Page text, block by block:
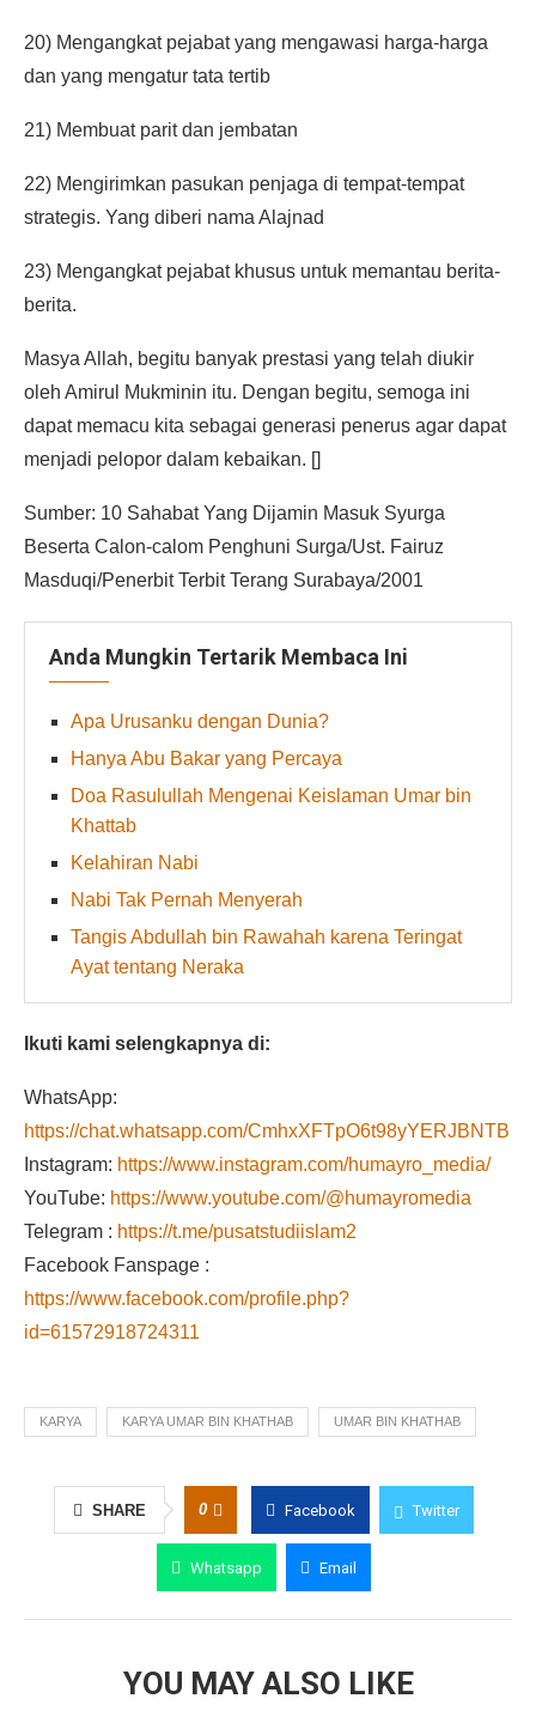
20) Mengangkat pejabat yang mengawasi harga-harga
dan yang mengatur tata tertib
21) Membuat parit dan jembatan
22) Mengirimkan pasukan penjaga di tempat-tempat
strategis. Yang diberi nama Alajnad
23) Mengangkat pejabat khusus untuk memantau berita-
berita.
Masya Allah, begitu banyak prestasi yang telah diukir
oleh Amirul Mukminin itu. Dengan begitu, semoga ini
dapat memacu kita sebagai generasi penerus agar dapat
menjadi pelopor dalam kebaikan. []
Sumber: 10 Sahabat Yang Dijamin Masuk Syurga
Beserta Calon-calom Penghuni Surga/Ust. Fairuz
Masduqi/Penerbit Terbit Terang Surabaya/2001
Anda Mungkin Tertarik Membaca Ini
Apa Urusanku dengan Dunia?
Hanya Abu Bakar yang Percaya
Doa Rasulullah Mengenai Keislaman Umar bin
Khattab
Kelahiran Nabi
Nabi Tak Pernah Menyerah
Tangis Abdullah bin Rawahah karena Teringat
Ayat tentang Neraka
Ikuti kami selengkapnya di:
WhatsApp:
https://chat.whatsapp.com/CmhxXFTpO6t98yYERJBNTB
Instagram: https://www.instagram.com/humayro_media/
YouTube: https://www.youtube.com/@humayromedia
Telegram : https://t.me/pusatstudiislam2
Facebook Fanspage :
https://www.facebook.com/profile.php?
id=61572918724311
KARYA KARYA UMAR BIN KHATHAB UMAR BIN KHATHAB
SHARE 0 Facebook Twitter
Whatsapp Email
YOU MAY ALSO LIKE